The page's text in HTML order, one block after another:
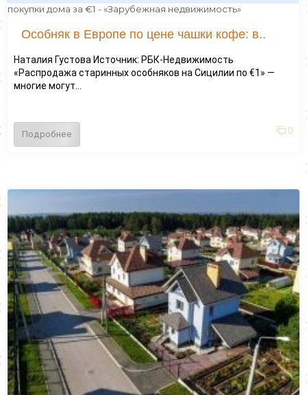
Особняк в Европе по цене чашки кофе: в..
Наталия Густова Источник: РБК-Недвижимость
«Распродажа старинных особняков на Сицилии по €1» —
многие могут...
Подробнее 0